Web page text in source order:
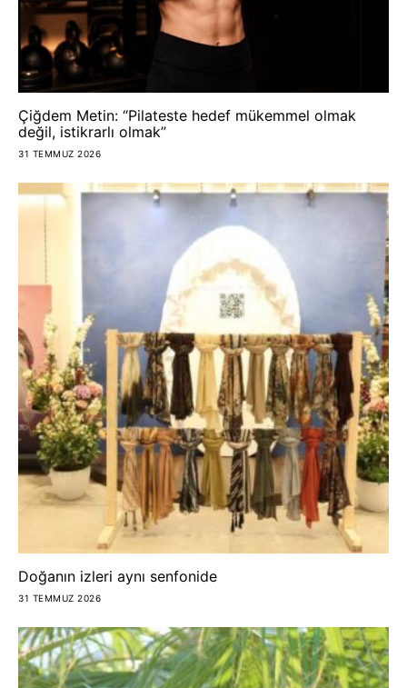
Çiğdem Metin: “Pilateste hedef mükemmel olmak
değil, istikrarlı olmak”
31 TEMMUZ 2026
Doğanın izleri aynı senfonide
31 TEMMUZ 2026